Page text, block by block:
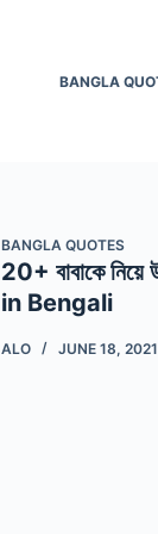
BANGLA
BANGLA QUOTES
20+ বাবাকে
in Bengali
ALO JUNE 18, 2021